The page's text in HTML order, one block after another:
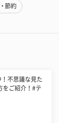
節約
不思議な見た
をご紹介！#テ